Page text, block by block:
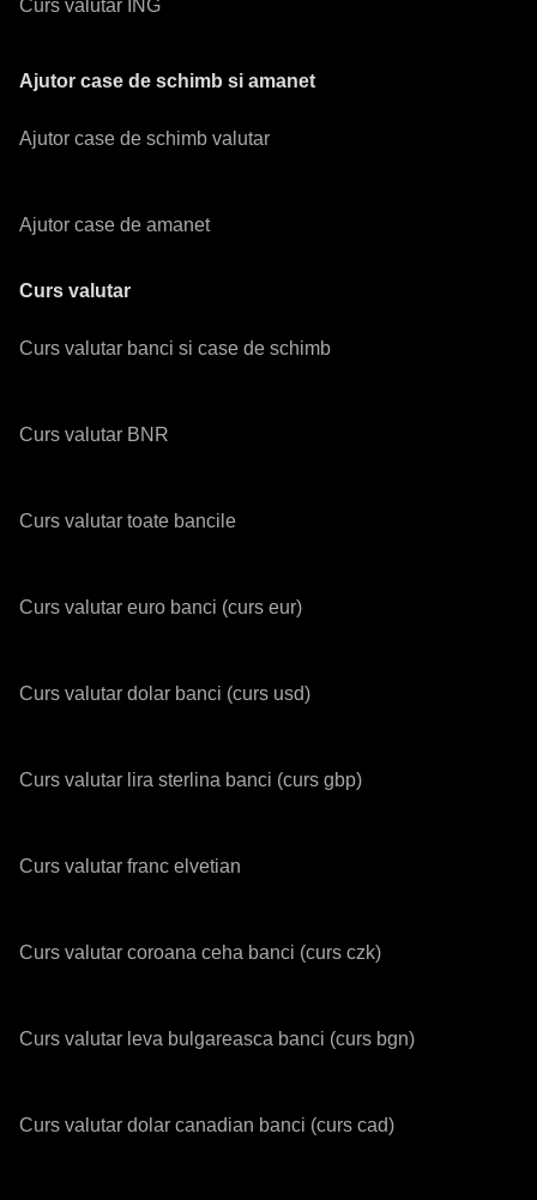
Curs valutar ING
Ajutor case de schimb si amanet
Ajutor case de schimb valutar
Ajutor case de amanet
Curs valutar
Curs valutar banci si case de schimb
Curs valutar BNR
Curs valutar toate bancile
Curs valutar euro banci (curs eur)
Curs valutar dolar banci (curs usd)
Curs valutar lira sterlina banci (curs gbp)
Curs valutar franc elvetian
Curs valutar coroana ceha banci (curs czk)
Curs valutar leva bulgareasca banci (curs bgn)
Curs valutar dolar canadian banci (curs cad)